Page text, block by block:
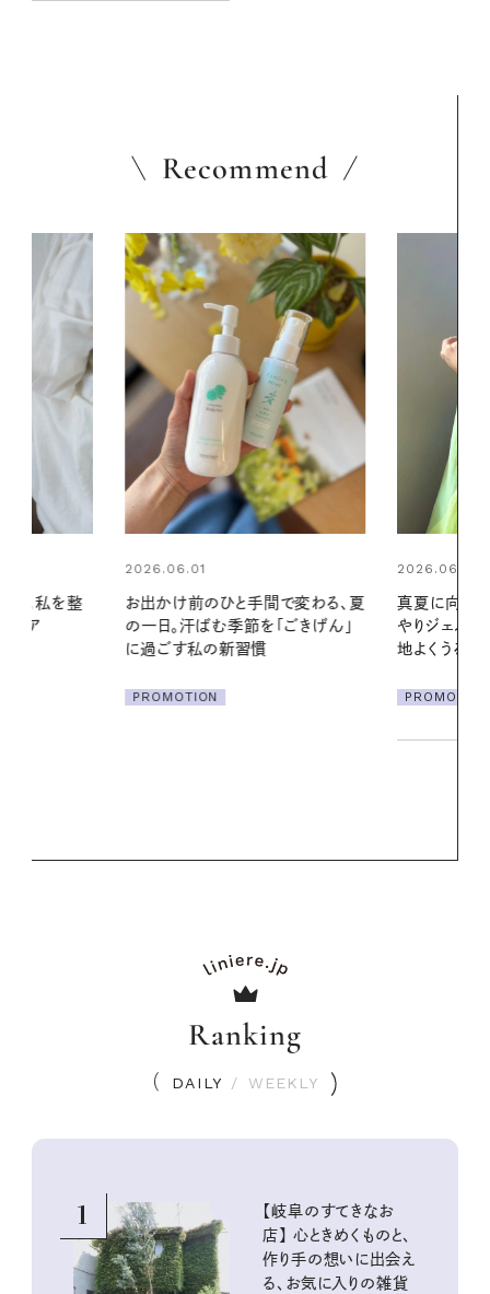
Recommend
変わる、夏
ごきげん」
2026.06.01
真夏に向けて、ハーブが香るひん
やりジェルと出合う。暑い季節に心
地よくうるおう、軽やかなボディケ
PROMOTION
2026.07.21
リーとの重
Ranking
DAILY / WEEKLY
1
【岐阜のすてきなお
店】 心ときめくものと、
作り手の想いに出会え
る、お気に入りの雑貨